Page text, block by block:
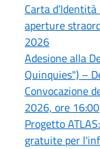
Carta
aperture
2026
Adesione alla
Quinquies") –
Convocazione
2026, ore 16:00
Progetto
gratuite per